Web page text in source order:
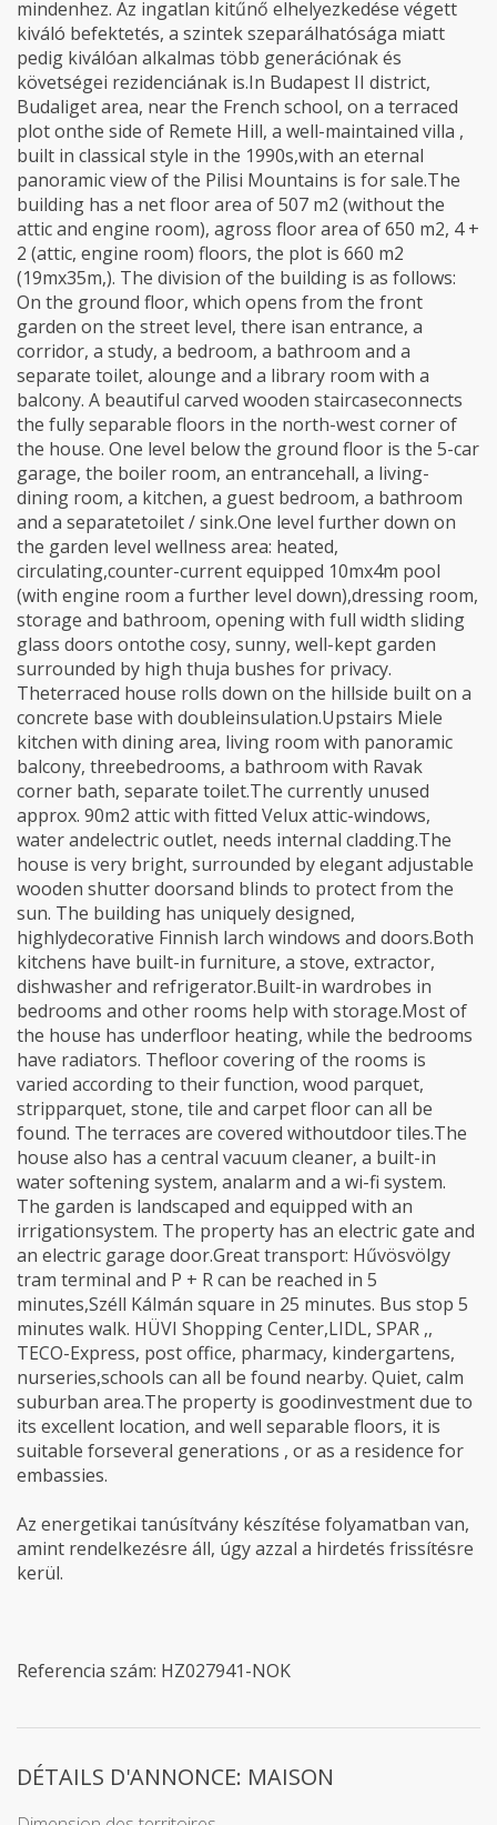
mindenhez. Az ingatlan kitűnő elhelyezkedése végett
kiváló befektetés, a szintek szeparálhatósága miatt
pedig kiválóan alkalmas több generációnak és
követségei rezidenciának is.In Budapest II district,
Budaliget area, near the French school, on a terraced
plot onthe side of Remete Hill, a well-maintained villa ,
built in classical style in the 1990s,with an eternal
panoramic view of the Pilisi Mountains is for sale.The
building has a net floor area of ​​507 m2 (without the
attic and engine room), agross floor area of ​​650 m2, 4 +
2 (attic, engine room) floors, the plot is 660 m2
(19mx35m,). The division of the building is as follows:
On the ground floor, which opens from the front
garden on the street level, there isan entrance, a
corridor, a study, a bedroom, a bathroom and a
separate toilet, alounge and a library room with a
balcony. A beautiful carved wooden staircaseconnects
the fully separable floors in the north-west corner of
the house. One level below the ground floor is the 5-car
garage, the boiler room, an entrancehall, a living-
dining room, a kitchen, a guest bedroom, a bathroom
and a separatetoilet / sink.One level further down on
the garden level wellness area: heated,
circulating,counter-current equipped 10mx4m pool
(with engine room a further level down),dressing room,
storage and bathroom, opening with full width sliding
glass doors ontothe cosy, sunny, well-kept garden
surrounded by high thuja bushes for privacy.
Theterraced house rolls down on the hillside built on a
concrete base with doubleinsulation.Upstairs Miele
kitchen with dining area, living room with panoramic
balcony, threebedrooms, a bathroom with Ravak
corner bath, separate toilet.The currently unused
approx. 90m2 attic with fitted Velux attic-windows,
water andelectric outlet, needs internal cladding.The
house is very bright, surrounded by elegant adjustable
wooden shutter doorsand blinds to protect from the
sun. The building has uniquely designed,
highlydecorative Finnish larch windows and doors.Both
kitchens have built-in furniture, a stove, extractor,
dishwasher and refrigerator.Built-in wardrobes in
bedrooms and other rooms help with storage.Most of
the house has underfloor heating, while the bedrooms
have radiators. Thefloor covering of the rooms is
varied according to their function, wood parquet,
stripparquet, stone, tile and carpet floor can all be
found. The terraces are covered withoutdoor tiles.The
house also has a central vacuum cleaner, a built-in
water softening system, analarm and a wi-fi system.
The garden is landscaped and equipped with an
irrigationsystem. The property has an electric gate and
an electric garage door.Great transport: Hűvösvölgy
tram terminal and P + R can be reached in 5
minutes,Széll Kálmán square in 25 minutes. Bus stop 5
minutes walk. HÜVI Shopping Center,LIDL, SPAR ,,
TECO-Express, post office, pharmacy, kindergartens,
nurseries,schools can all be found nearby. Quiet, calm
suburban area.The property is goodinvestment due to
its excellent location, and well separable floors, it is
suitable forseveral generations , or as a residence for
embassies.
Az energetikai tanúsítvány készítése folyamatban van,
amint rendelkezésre áll, úgy azzal a hirdetés frissítésre
kerül.
Referencia szám: HZ027941-NOK
DÉTAILS D'ANNONCE: MAISON